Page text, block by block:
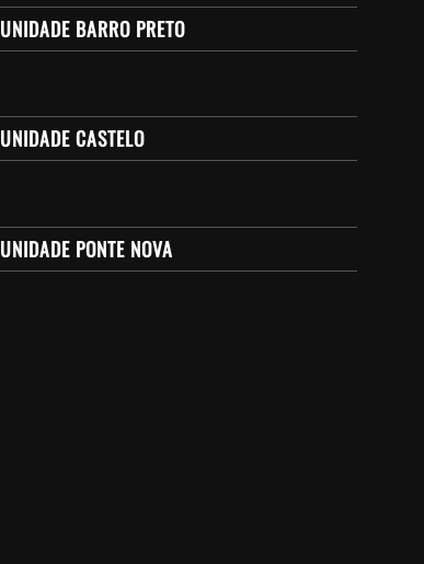
UNIDADE BARRO PRETO
UNIDADE CASTELO
UNIDADE PONTE NOVA